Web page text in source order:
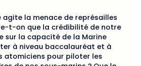
agite la menace de représailles
t-on que la crédibilité de notre
sur la capacité de la Marine
à niveau baccalauréat et à
atomiciens pour piloter les